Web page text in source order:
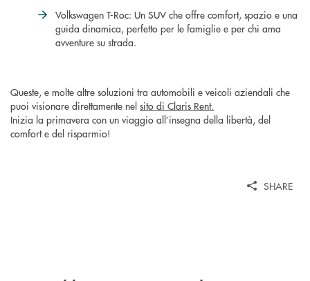
Volkswagen T-Roc: Un SUV che offre comfort, spazio e una
guida dinamica, perfetto per le famiglie e per chi ama
avventure su strada.
Queste, e molte altre soluzioni tra automobili e veicoli aziendali che
puoi visionare direttamente nel sito di Claris Rent.
Inizia la primavera con un viaggio all’insegna della libertà, del
comfort e del risparmio!
SHARE